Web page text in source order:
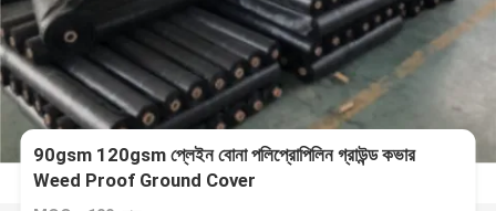
90gsm 120gsm প্লেইন বোনা পলিপ্রোপিলিন গ্রাউন্ড কভার
Weed Proof Ground Cover